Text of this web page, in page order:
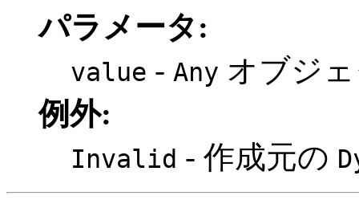
パラメータ:
value - Any オブジ
例外:
Invalid - 作成元の